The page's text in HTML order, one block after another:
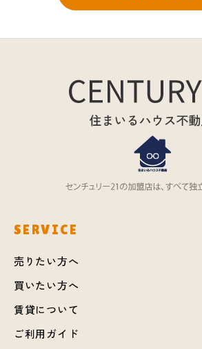
SERVICE
売りたい方へ
買いたい方へ
賃貸について
ご利用ガイド